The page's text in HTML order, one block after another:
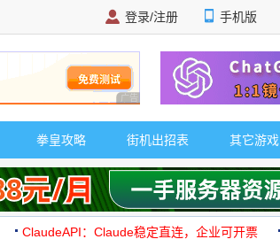
登录/注册 手机版
广告 商业广告，理性选择
拳皇攻略 街机出招表 其它游戏
ClaudeAPI：Claude稳定直连，企业可开票